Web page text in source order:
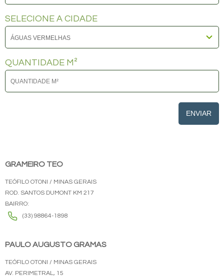
SELECIONE A CIDADE
QUANTIDADE M²
ENVIAR
GRAMEIRO TEO
TEÓFILO OTONI / MINAS GERAIS
ROD. SANTOS DUMONT KM 217
BAIRRO:
(33) 98864-1898
PAULO AUGUSTO GRAMAS
TEÓFILO OTONI / MINAS GERAIS
AV. PERIMETRAL, 15